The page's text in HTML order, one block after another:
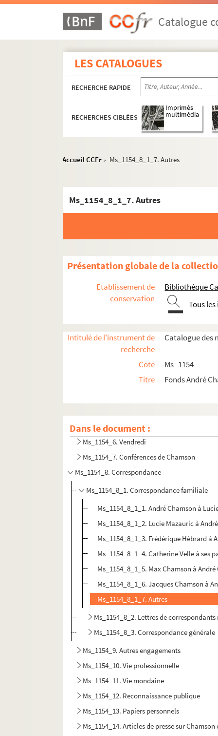
Catalogue
LES CATALOGUES
RECHERCHE RAPIDE
RECHERCHES CIBLÉES
Imprimés
multimédia
Accueil CCFr > Ms_1154_8_1_7. Autres
Ms_1154_8_1_7. Autres
Présentation globale de la
Etablissement de
conservation
Bibliothèque
Tous
Intitulé de l'instrument de
recherche
Catalogue des
Cote
Ms_1154
Titre
Fonds André
Dans le document :
Ms_1154_1. Oeuvre écrite
Ms_1154_2. Non publié
Ms_1154_5. P.E.N. Club (France et
Ms_1154_6. Vendredi
Ms_1154_7. Conférences de Chamson
Ms_1154_8. Correspondance
Ms_1154_8_1. Correspondance familiale
Ms_1154_8_1_1. André Chamson à
Ms_1154_8_1_2. Lucie Mazauric à
Ms_1154_8_1_3. Frédérique Hébrard à
Ms_1154_8_1_4. Catherine Velle à ses
Ms_1154_8_1_5. Max Chamson à
Ms_1154_8_1_6. Jacques Chamson à
Ms_1154_8_1_7. Autres
Ms_1154_8_2. Lettres de
Ms_1154_8_3. Correspondance générale
Ms_1154_9. Autres engagements
Ms_1154_10. Vie professionnelle
Ms_1154_11. Vie mondaine
Ms_1154_12. Reconnaissance publique
Ms_1154_13. Papiers personnels
Ms_1154_14. Articles de presse sur